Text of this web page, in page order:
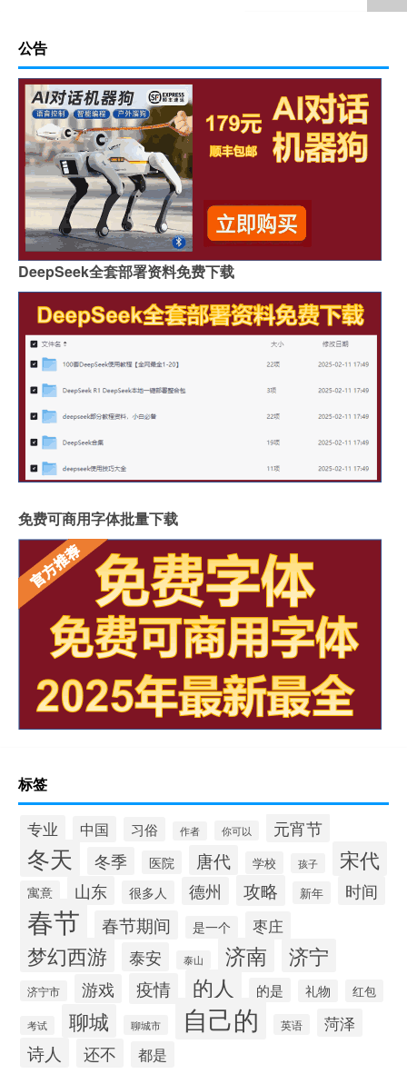
公告
DeepSeek全套部署资料免费下载
免费可商用字体批量下载
标签
专业 中国 习俗 作者 你可以 元宵节
冬天 冬季 医院 唐代 学校 孩子 宋代
寓意 山东 很多人 德州 攻略 新年 时间
春节 春节期间 是一个 枣庄
梦幻西游 泰安 泰山 济南 济宁
济宁市 游戏 疫情 的人 的是 礼物 红包
考试 聊城 聊城市 自己的 英语 菏泽
诗人 还不 都是